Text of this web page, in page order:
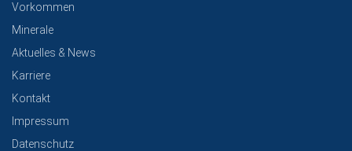
Vorkommen
Minerale
Aktuelles & News
Karriere
Kontakt
Impressum
Datenschutz